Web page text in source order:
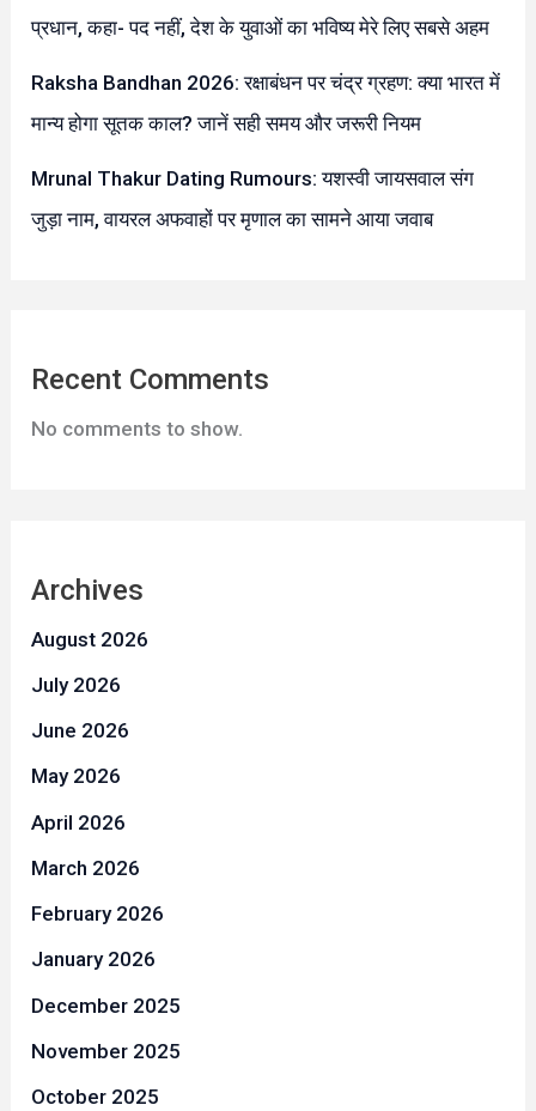
प्रधान, कहा- पद नहीं, देश के युवाओं का भविष्य मेरे लिए सबसे अहम
Raksha Bandhan 2026: रक्षाबंधन पर चंद्र ग्रहण: क्या भारत में
मान्य होगा सूतक काल? जानें सही समय और जरूरी नियम
Mrunal Thakur Dating Rumours: यशस्वी जायसवाल संग
जुड़ा नाम, वायरल अफवाहों पर मृणाल का सामने आया जवाब
Recent Comments
No comments to show.
Archives
August 2026
July 2026
June 2026
May 2026
April 2026
March 2026
February 2026
January 2026
December 2025
November 2025
October 2025